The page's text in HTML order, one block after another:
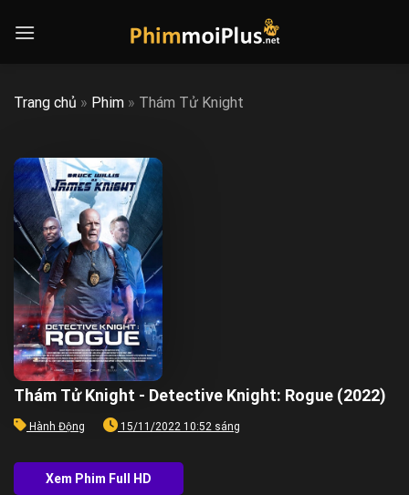
Trang chủ » Phim » Thám Tử Knight
Thám Tử Knight - Detective Knight: Rogue (2022)
Hành Động 15/11/2022 10:52 sáng